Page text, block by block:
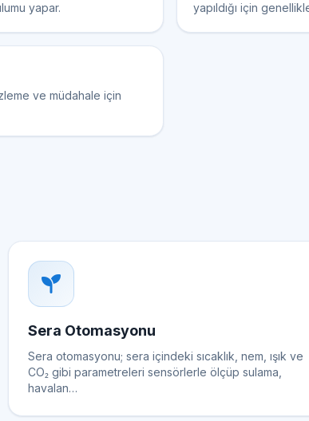
yapar.
yapıldığı için
ve müdahale için
Sera Otomasyonu
Sera otomasyonu; sera içindeki sıcaklık, nem, ışık ve
CO₂ gibi parametreleri sensörlerle ölçüp sulama,
havalan…